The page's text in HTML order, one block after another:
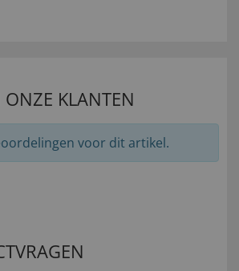
ONZE KLANTEN
voor dit artikel.